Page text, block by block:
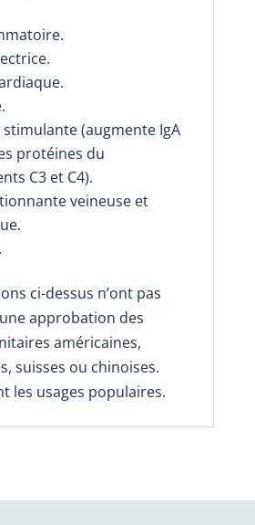
(augmente IgA
protéines du
C3 et C4).
veineuse et
ci-dessus n’ont pas
approbation des
américaines,
suisses ou chinoises.
les usages populaires.